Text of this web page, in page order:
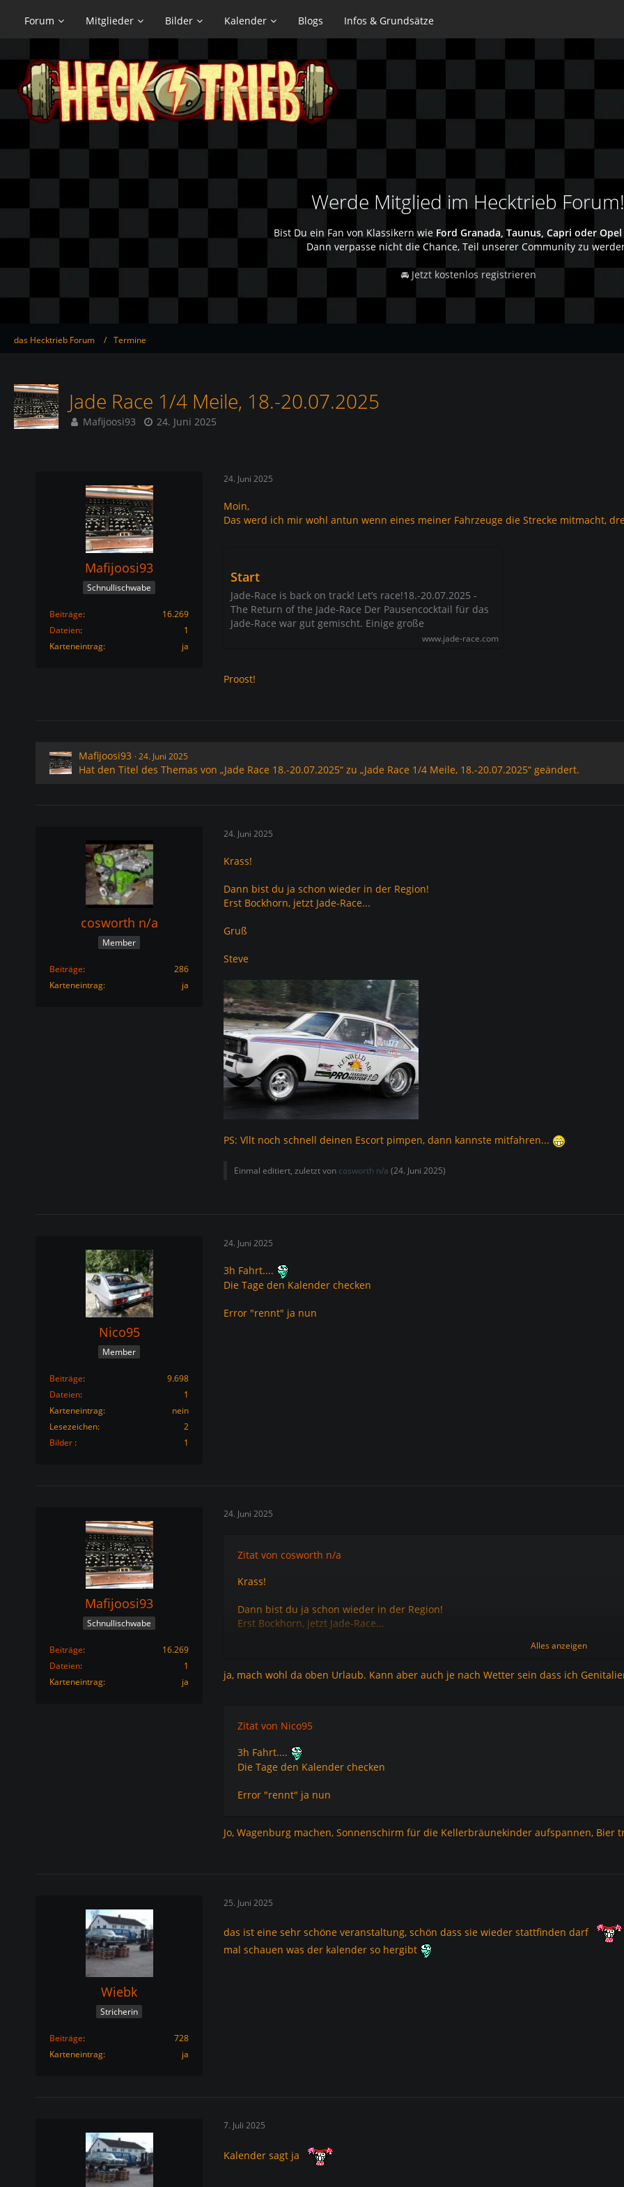
Forum Mitglieder Bilder Kalender Blogs Infos & Grundsätze
Werde Mitglied im Hecktrieb Forum!
Bist Du ein Fan von Klassikern wie Ford Granada, Taunus, Capri oder Opel
Dann verpasse nicht die Chance, Teil unserer Community zu
🚘 Jetzt kostenlos registrieren
das Hecktrieb Forum Termine
Jade Race 1/4 Meile, 18.-20.07.2025
Mafijoosi93 24. Juni 2025
Mafijoosi93
Schnullischwabe
Beiträge
16.269
Dateien
1
Karteneintrag
ja
24. Juni 2025
Moin,
Das werd ich mir wohl antun wenn eines meiner Fahrzeuge die Strecke mitmacht,
Start
Jade-Race is back on track! Let’s race!18.-20.07.2025 -
The Return of the Jade-Race Der Pausencocktail für das
Jade-Race war gut gemischt. Einige große
www.jade-race.com
Proost!
Mafijoosi93 24. Juni 2025
Hat den Titel des Themas von „Jade Race 18.-20.07.2025“ zu „Jade Race 1/4 Meile, 18.-20.07.2025“ geändert.
cosworth n/a
Member
Beiträge
286
Karteneintrag
ja
24. Juni 2025
Krass!
Dann bist du ja schon wieder in der Region!
Erst Bockhorn, jetzt Jade-Race...
Gruß
Steve
PS: Vllt noch schnell deinen Escort pimpen, dann kannste mitfahren...
Einmal editiert, zuletzt von cosworth n/a (24. Juni 2025)
Nico95
Member
Beiträge
9.698
Dateien
1
Karteneintrag
nein
Lesezeichen
2
Bilder
1
24. Juni 2025
3h Fahrt....
Die Tage den Kalender checken
Error "rennt" ja nun
Mafijoosi93
Schnullischwabe
Beiträge
16.269
Dateien
1
Karteneintrag
ja
24. Juni 2025
Zitat von cosworth n/a
Krass!
Dann bist du ja schon wieder in der Region!
Erst Bockhorn, jetzt Jade-Race...
Steve
Alles anzeigen
ja, mach wohl da oben Urlaub. Kann aber auch je nach Wetter sein dass ich
Zitat von Nico95
3h Fahrt....
Die Tage den Kalender checken
Error "rennt" ja nun
Jo, Wagenburg machen, Sonnenschirm für die Kellerbräunekinder aufspannen, Bier
Wiebk
Stricherin
Beiträge
728
Karteneintrag
ja
25. Juni 2025
das ist eine sehr schöne veranstaltung, schön dass sie wieder stattfinden darf
mal schauen was der kalender so hergibt
7. Juli 2025
Kalender sagt ja